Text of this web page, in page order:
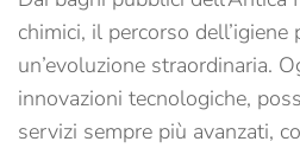
chimici, il percorso
un’evoluzione straordinaria.
innovazioni tecnologiche,
servizi sempre più avanzati,